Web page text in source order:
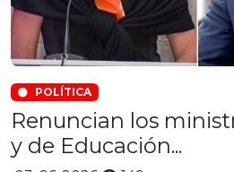
POLÍTICA
Renuncian los
y de Educación...